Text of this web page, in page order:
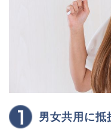
男女共用に抵